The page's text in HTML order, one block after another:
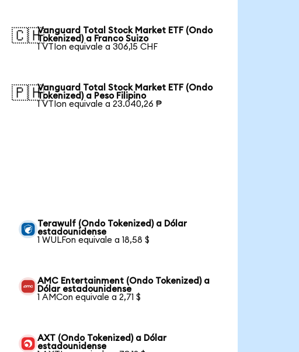
🇨🇭Vanguard Total Stock Market ETF (Ondo
Tokenized) a Franco Suizo
1 VTIon equivale a 306,15 CHF
🇵🇭Vanguard Total Stock Market ETF (Ondo
Tokenized) a Peso Filipino
1 VTIon equivale a 23.040,26 ₱
Terawulf (Ondo Tokenized) a Dólar
estadounidense
1 WULFon equivale a 18,58 $
AMC Entertainment (Ondo Tokenized) a
Dólar estadounidense
1 AMCon equivale a 2,71 $
AXT (Ondo Tokenized) a Dólar
estadounidense